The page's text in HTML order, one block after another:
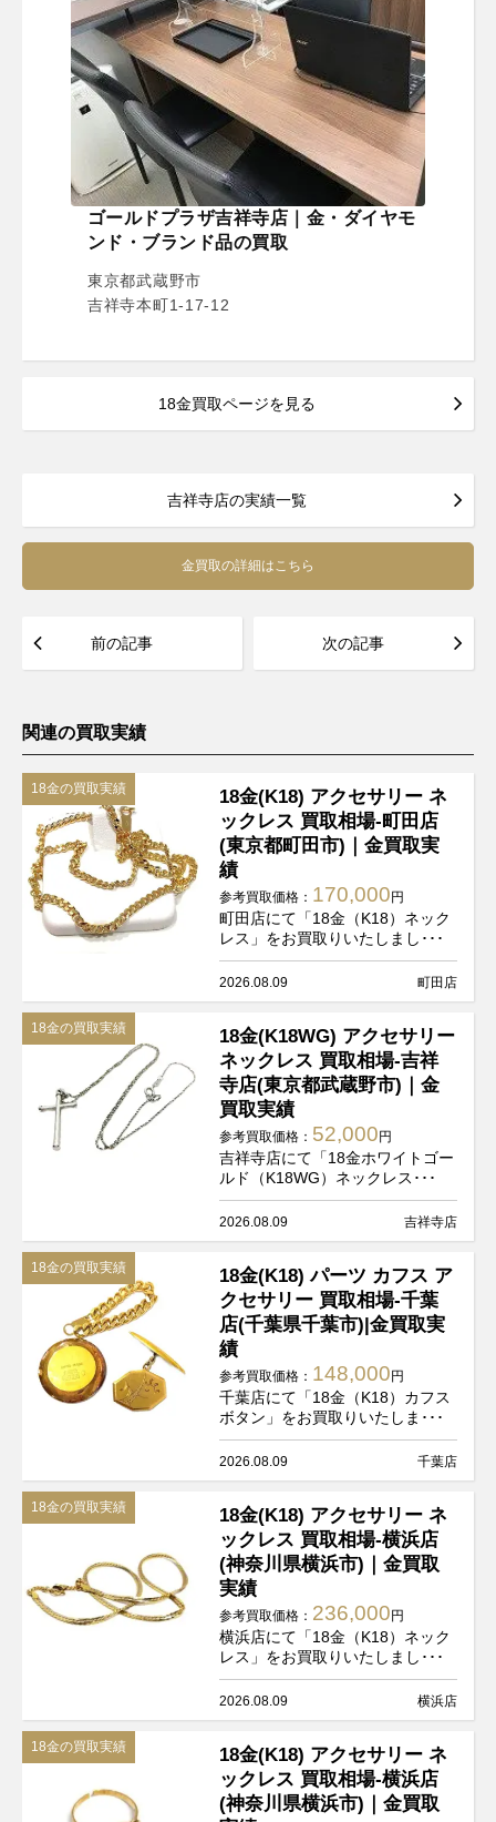
ゴールドプラザ吉祥寺店｜金・ダイヤモ
ンド・ブランド品の買取
東京都武蔵野市
吉祥寺本町1-17-12
18金買取ページを見る
吉祥寺店の実績一覧
金買取の詳細はこちら
前の記事 次の記事
関連の買取実績
18金の買取実績
18金(K18) アクセサリー ネ
ックレス 買取相場-町田店
(東京都町田市)｜金買取実
績
参考買取価格： 170,000円
町田店にて「18金（K18）ネック
レス」をお買取りいたしまし･･･
2026.08.09 町田店
18金の買取実績
18金(K18WG) アクセサリー
ネックレス 買取相場-吉祥
寺店(東京都武蔵野市)｜金
買取実績
参考買取価格： 52,000円
吉祥寺店にて「18金ホワイトゴー
ルド（K18WG）ネックレス･･･
2026.08.09 吉祥寺店
18金の買取実績
18金(K18) パーツ カフス ア
クセサリー 買取相場-千葉
店(千葉県千葉市)|金買取実
績
参考買取価格： 148,000円
千葉店にて「18金（K18）カフス
ボタン」をお買取りいたしま･･･
2026.08.09 千葉店
18金の買取実績
18金(K18) アクセサリー ネ
ックレス 買取相場-横浜店
(神奈川県横浜市)｜金買取
実績
参考買取価格： 236,000円
横浜店にて「18金（K18）ネック
レス」をお買取りいたしまし･･･
2026.08.09 横浜店
18金の買取実績
18金(K18) アクセサリー ネ
ックレス 買取相場-横浜店
(神奈川県横浜市)｜金買取